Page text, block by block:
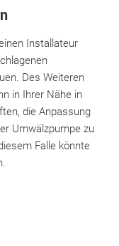
Installateur
Des Weiteren
in Ihrer Nähe in
die Anpassung
Umwälzpumpe zu
Falle könnte